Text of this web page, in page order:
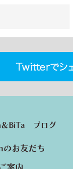
＆BiTa ブログ
のお友だち